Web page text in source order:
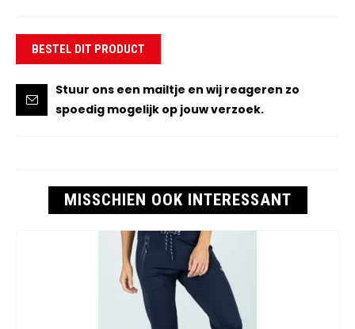
BESTEL DIT PRODUCT
Stuur ons een mailtje en wij reageren zo
spoedig mogelijk op jouw verzoek.
MISSCHIEN OOK INTERESSANT